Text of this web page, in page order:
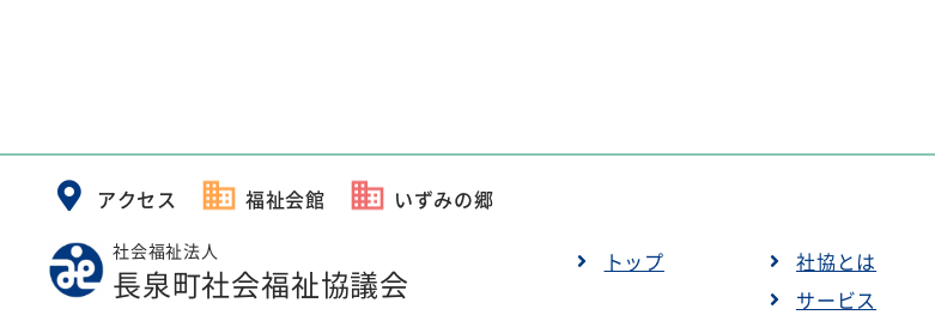
アクセス 福祉会館 いずみの郷
社会福祉法人
長泉町社会福祉協議会
トップ
社協とは
サービス